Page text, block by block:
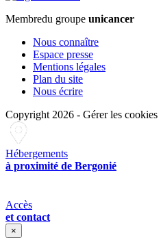
Membredu groupe unicancer
Nous connaître
Espace presse
Mentions légales
Plan du site
Nous écrire
Copyright 2026 - Gérer les cookies
Hébergements
à proximité de Bergonié
Accès
et contact
×